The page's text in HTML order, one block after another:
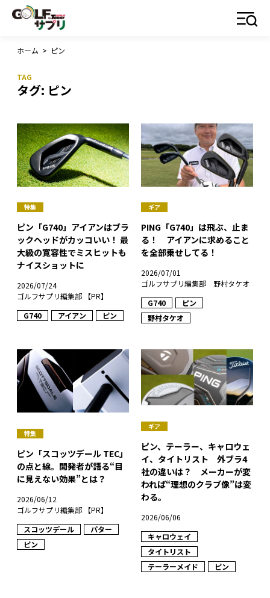
ホーム > ピン
タグ: ピン
特集
ピン「G740」アイアンはブラ
ックヘッドがカッコいい！ 最
大級の寛容性でミスヒットも
ナイスショットに
2026/07/24
ゴルフサプリ編集部 【PR】
G740
アイアン ピン
ギア
PING「G740」は飛ぶ、止ま
る！ アイアンに求めること
を全部乗せしてる！
2026/07/01
ゴルフサプリ編集部 野村タケオ
G740
ピン
野村タケオ
特集
ピン「スコッツデール TEC」
の点と線。開発者が語る“目
に見えない効果”とは？
2026/06/12
ゴルフサプリ編集部 【PR】
スコッツデール
パター
ピン
ギア
ピン、テーラー、キャロウェ
イ、タイトリスト 外ブラ4
社の違いは？ メーカーが変
われば“理想のクラブ像”は変
わる。
2026/06/06
キャロウェイ
タイトリスト
テーラーメイド
ピン